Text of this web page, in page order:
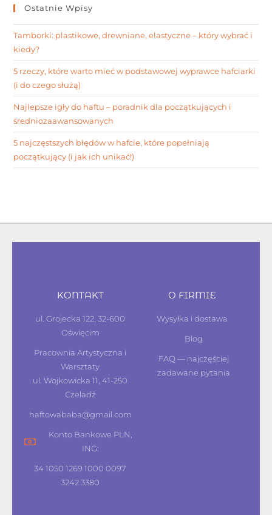
Ostatnie Wpisy
Tamborki: plastikowe, drewniane, elastyczne – który wybrać i
kiedy?
5 rzeczy, które warto mieć w podstawowej wyprawce hafciarki
(i do czego służą)
Najlepsze igły do haftu – poradnik dla początkujących i
średniozaawansowanych
5 najczęstszych błędów w hafcie, które popełniają
początkujący (i jak ich unikać!)
KONTAKT
ul. Grojecka 122, 32-600
Oświęcim
Pracownia Artystyczna i
Warsztaty
ul. Wojkowicka 11, 41-250
Czeladź
haftowababa@gmail.com
Konto Bankowe PLN,
ING:
34 1050 1269 1000 0097
3242 3380
O FIRMIE
Wysyłka i dostawa
Blog
FAQ — najczęściej
zadawane pytania